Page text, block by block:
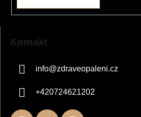
Kontakt
info@zdraveopaleni.cz
+420724621202